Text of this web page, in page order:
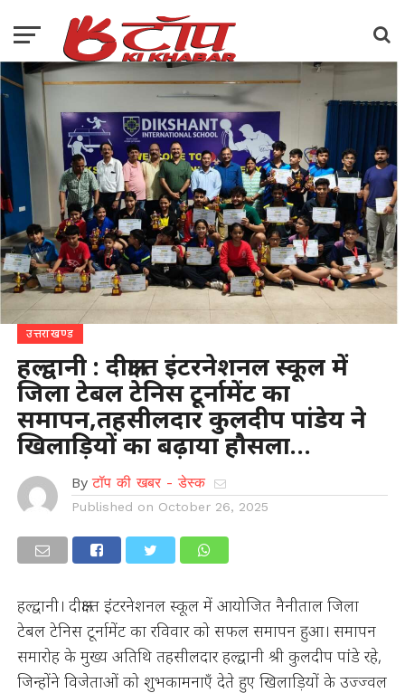
उत्तराखण्ड
हल्द्वानी : दीक्षान्त इंटरनेशनल स्कूल में
जिला टेबल टेनिस टूर्नामेंट का
समापन,तहसीलदार कुलदीप पांडेय ने
खिलाड़ियों का बढ़ाया हौसला…
By टॉप की खबर - डेस्क
Published on October 26, 2025
हल्द्वानी। दीक्षान्त इंटरनेशनल स्कूल में आयोजित नैनीताल जिला
टेबल टेनिस टूर्नामेंट का रविवार को सफल समापन हुआ। समापन
समारोह के मुख्य अतिथि तहसीलदार हल्द्वानी श्री कुलदीप पांडे रहे,
जिन्होंने विजेताओं को शुभकामनाएँ देते हुए खिलाड़ियों के उज्ज्वल